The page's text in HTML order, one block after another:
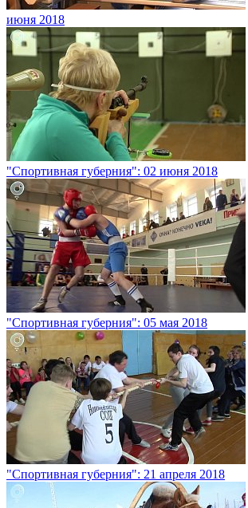
июня 2018
"Спортивная губерния": 02 июня 2018
"Спортивная губерния": 05 мая 2018
"Спортивная губерния": 21 апреля 2018